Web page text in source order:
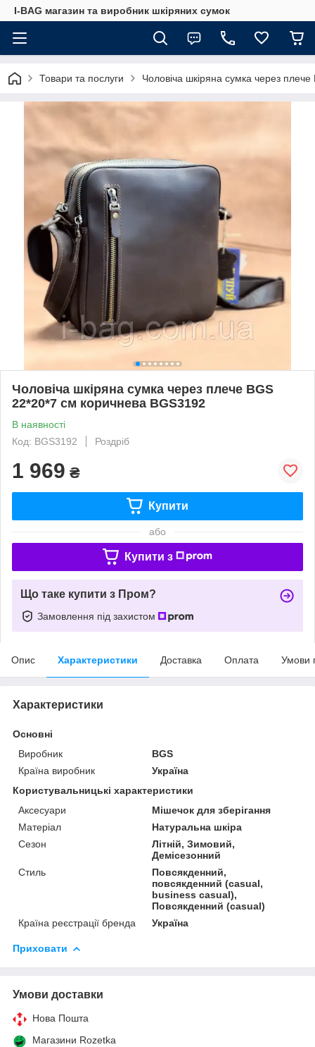
I-BAG магазин та виробник шкіряних сумок
Товари та послуги Чоловіча шкіряна сумка через
Чоловіча шкіряна сумка через плече BGS
22*20*7 см коричнева BGS3192
В наявності
Код: BGS3192
Роздріб
1 969 ₴
Купити
або
Купити з
Що таке купити з Пром?
Замовлення під захистом
Опис Характеристики Доставка Оплата Умови
Характеристики
Основні
Виробник
BGS
Країна виробник
Україна
Користувальницькі характеристики
Аксесуари
Мішечок для зберігання
Матеріал
Натуральна шкіра
Сезон
Літній, Зимовий,
Демісезонний
Стиль
Повсякденний,
повсякденний (casual,
business casual),
Повсякденний (casual)
Країна реєстрації бренда
Україна
Приховати
Умови доставки
Нова Пошта
Магазини Rozetka